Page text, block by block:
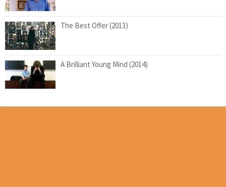
The Best Offer (2013)
A Brilliant Young Mind (2014)